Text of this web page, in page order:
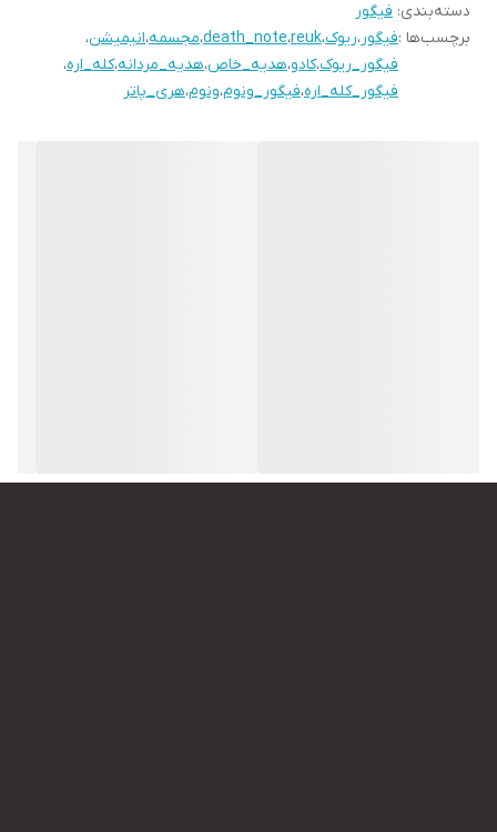
دسته‌بندی: فیگور
برچسب‌ها :فیگور،ریوک،reuk،death_note،مجسمه،انیمیشن،
فیگور_ریوک،کادو،هدیه_خاص،هدیه_مردانه،کله_اره،
فیگور_کله_اره،فیگور_ونوم،ونوم،هری_پاتر